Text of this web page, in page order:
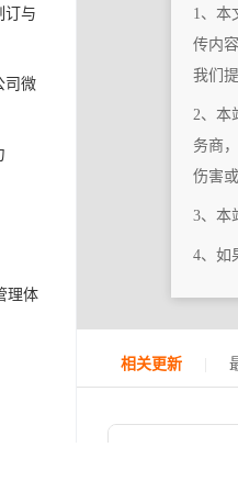
1、本
传内
我们
2、本
务商
伤害
3、本
4、如
相关更新